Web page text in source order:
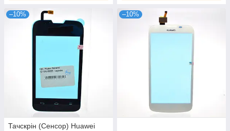
–10%
Тачскрін (Сенсор) Huawei
–10%